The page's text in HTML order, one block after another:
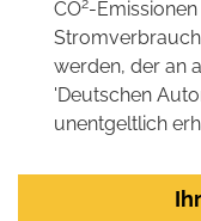
CO2-
werden, der an
'Deutschen
unentgeltlich